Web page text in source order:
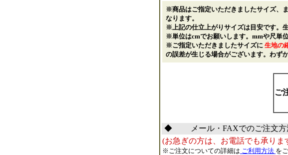
※商品はご指定いただきましたサイズ、
なります。
※上記の仕立上がりサイズは目安です。
※単位はcmでお願いします。mmや尺単
※ご指定いただきましたサイズに 生地の
の誤差が生じる場合がございます。わず
ご
◆
メール・FAXでのご注文
(お急ぎの方は、お電話でも承りま
※ご注文についての詳細は ご利用方法 を